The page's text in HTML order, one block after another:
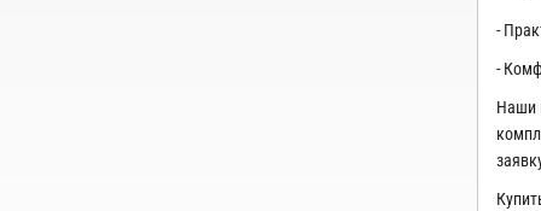
-
-
Наши